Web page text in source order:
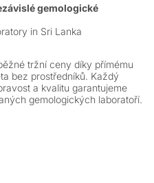
gemologické
in Sri Lanka
tržní ceny díky přímému
bez prostředníků. Každý
a kvalitu garantujeme
gemologických laboratoří.